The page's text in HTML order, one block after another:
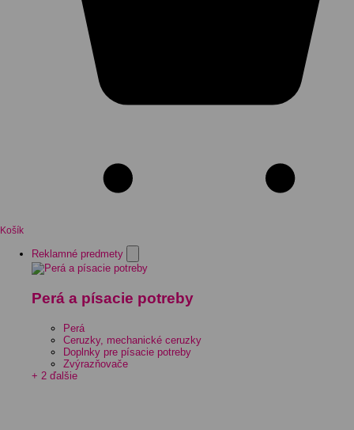
Košík
Reklamné predmety
Perá a písacie potreby
Perá
Ceruzky, mechanické ceruzky
Doplnky pre písacie potreby
Zvýrazňovače
+ 2 ďalšie